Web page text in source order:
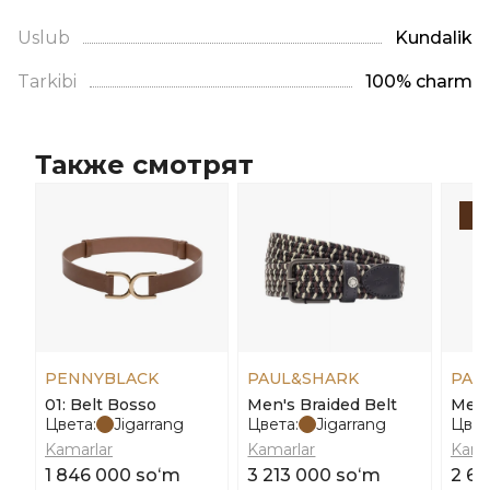
Uslub Kundalik
Tarkibi 100% charm
Также смотрят
PENNYBLACK
01: Belt Bosso
Цвета:
Jigarrang
Kamarlar
1 846 000 soʻm
PAUL&SHARK
Men's Braided Belt
Цвета:
Jigarrang
Kamarlar
3 213 000 soʻm 2